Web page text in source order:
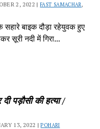
2, 2022 | FAST SAMACHAR
सहारे बाइक दौड़ा रहेयुवक हुए
सूरी नदी में गिरा...
पड़ौसी की हत्या /
13, 2022 | POHARI